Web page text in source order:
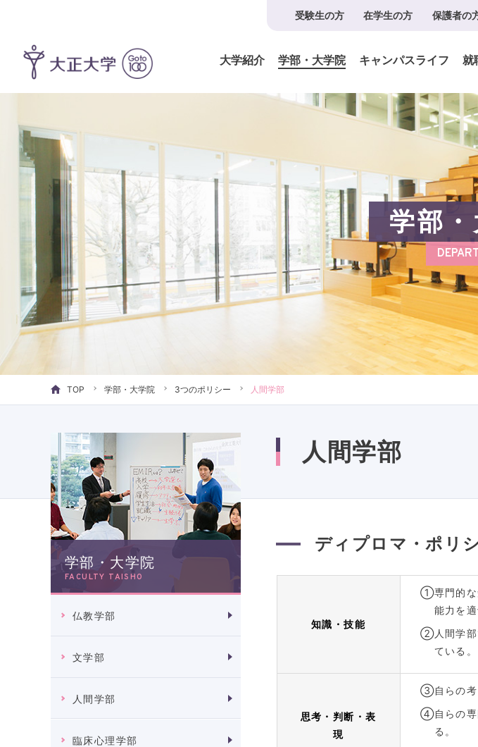
受験生の方 在学生の方 保護者の
大学紹介 学部・大学院 キャンパスライフ 就
学部
TOP 学部・大学院 3つのポリシー 人間学部
学部・大学院
FACULTY TAISHO
仏教学部
文学部
人間学部
臨床心理学部
人間学部
ディプロマ・ポリ
知識・技能
①専門的
能力を
②人間学
ている。
思考・判断・表
現
③自らの
④自らの
る。